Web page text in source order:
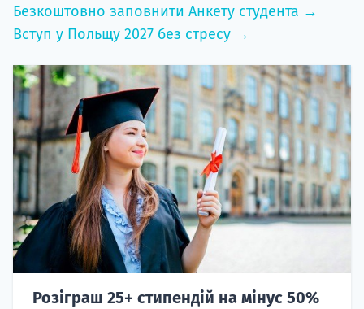
Безкоштовно заповнити Анкету студента →
Вступ у Польщу 2027 без стресу →
Розіграш 25+ стипендій на мінус 50%